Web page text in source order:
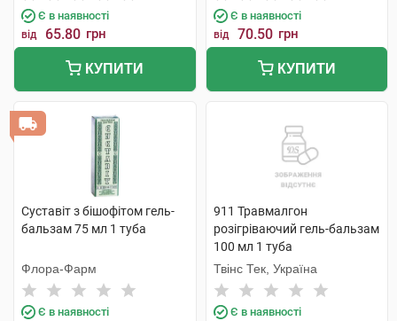
Є в наявності
від 65.80 грн
КУПИТИ
Є в наявності
від 70.50 грн
КУПИТИ
Суставіт з бішофітом гель-
бальзам 75 мл 1 туба
Флора-Фарм
Є в наявності
911 Травмалгон
розігріваючий гель-бальзам
100 мл 1 туба
Твінс Тек, Україна
Є в наявності